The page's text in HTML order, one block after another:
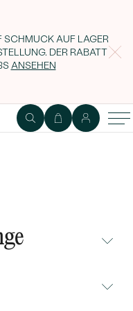
SCHMUCK AUF LAGER
DER RABATT
ANSEHEN